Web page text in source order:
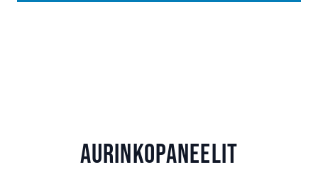
Aurinkopaneelit